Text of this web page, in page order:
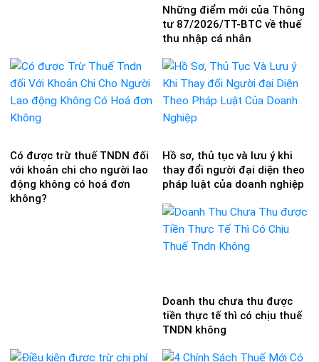
Những điểm mới của Thông
tư 87/2026/TT-BTC về thuế
thu nhập cá nhân
Có được trừ thuế TNDN đối
với khoản chi cho người lao
động không có hoá đơn
không?
Hồ sơ, thủ tục và lưu ý khi
thay đổi người đại diện theo
pháp luật của doanh nghiệp
Doanh thu chưa thu được
tiền thực tế thì có chịu thuế
TNDN không